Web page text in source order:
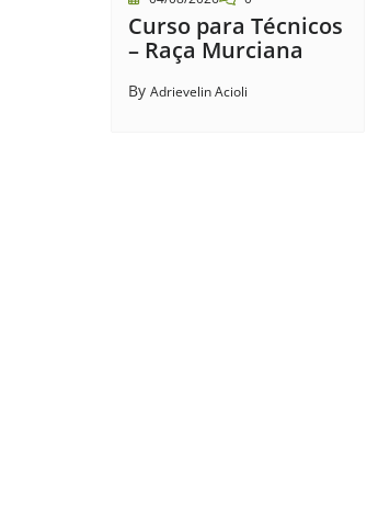
Curso para Técnicos
– Raça Murciana
By Adrievelin Acioli